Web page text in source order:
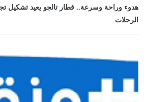
هدوء وراحة وسرعة.. قطار تالجو يعيد تشكيل
الرحلات